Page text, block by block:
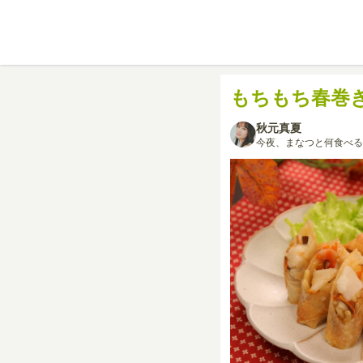
もちもち春巻
秋元真夏
今夜、まなつと何食べ